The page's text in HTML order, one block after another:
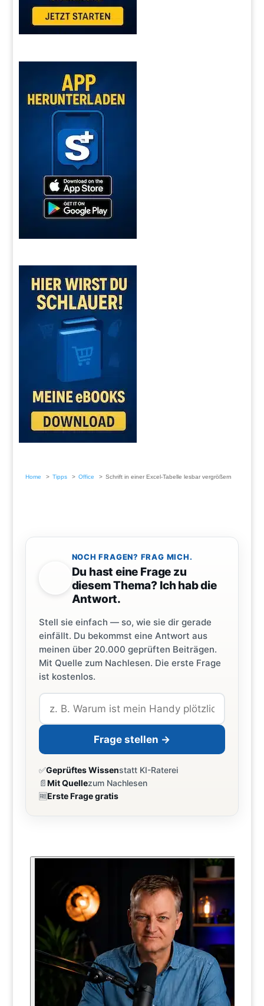
Home Tipps Office Schrift in einer Excel-Tabelle lesbar vergrößern
NOCH FRAGEN? FRAG MICH.
Du hast eine Frage zu
diesem Thema? Ich hab die
Antwort.
Stell sie einfach — so, wie sie dir gerade
einfällt. Du bekommst eine Antwort aus
meinen über 20.000 geprüften Beiträgen.
Mit Quelle zum Nachlesen. Die erste Frage
ist kostenlos.
Frage stellen →
✅Geprüftes Wissenstatt KI-Raterei
📄Mit Quellezum Nachlesen
🆓Erste Frage gratis